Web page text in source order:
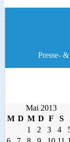
Presse-
Mai 2013
M D M D F S
1
2 3 4